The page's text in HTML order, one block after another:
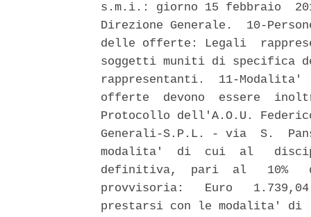
s.m.i.: giorno 15 febbraio
Direzione Generale.  10-
delle offerte: Legali
soggetti muniti di specifica
rappresentanti.  11-
offerte  devono  essere
Protocollo dell'A.O.U.
Generali-S.P.L. - via  S.
modalita'  di  cui  al
definitiva,  pari  al   10%
provvisoria:   Euro
prestarsi con le modalita'